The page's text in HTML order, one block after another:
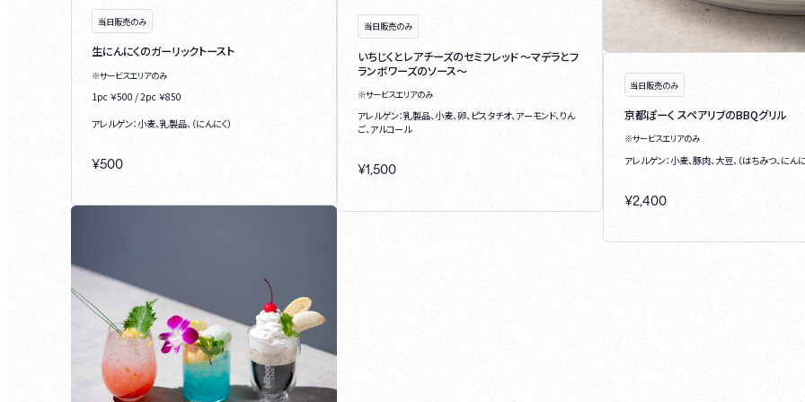
当日販売のみ
生にんにくのガーリックトースト
※サービスエリアのみ
1pc ￥500 / 2pc ￥850
アレルゲン：小麦、乳製品、（にんにく）
¥500
当日販売のみ
いちじくとレアチーズのセミフレッド ～マデラとフ
ランボワーズのソース～
※サービスエリアのみ
アレルゲン：乳製品、小麦、卵、ピスタチオ、アーモンド、りん
ご、アルコール
¥1,500
当日販売のみ
京都ぽーく スペアリブのBBQグリル
※サービスエリアのみ
アレルゲン：小麦、豚肉、大豆、（はちみつ、にんに
¥2,400